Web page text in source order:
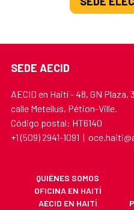
SEDE AECID
AECID en Haití - 48, GN Plaza,
calle Metellus, Pétion-Ville.
Código postal: HT6140
+1 (509) 2941-1091 |
QUIÉNES SOMOS
OFICINA EN HAITÍ
AECID EN HAITÍ